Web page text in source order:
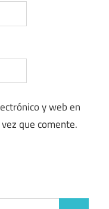
y web en
que comente.